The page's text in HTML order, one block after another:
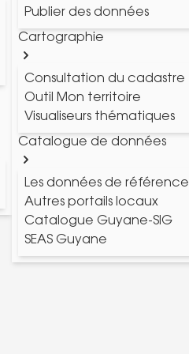
Publier des données
Cartographie
Consultation du cadastre
Outil Mon territoire
Visualiseurs thématiques
Catalogue de données
Les données de référence
Autres portails locaux
Catalogue Guyane-SIG
SEAS Guyane